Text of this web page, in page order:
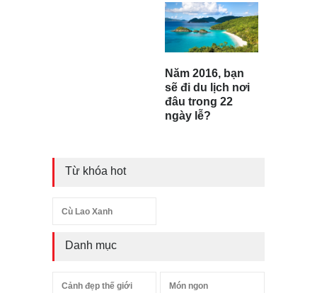
Năm 2016, bạn
sẽ đi du lịch nơi
đâu trong 22
ngày lễ?
Từ khóa hot
Cù Lao Xanh
Danh mục
Cảnh đẹp thế giới Món ngon